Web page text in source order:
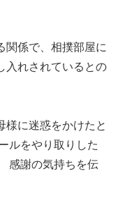
関係で、相撲部屋に
入れされているとの
様に迷惑をかけたと
ルをやり取りした
感謝の気持ちを伝